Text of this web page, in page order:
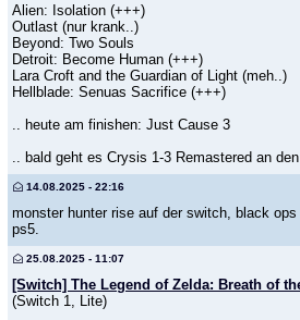
Alien: Isolation (+++)
Outlast (nur krank..)
Beyond: Two Souls
Detroit: Become Human (+++)
Lara Croft and the Guardian of Light (meh..)
Hellblade: Senuas Sacrifice (+++)
.. heute am finishen: Just Cause 3
.. bald geht es Crysis 1-3 Remastered an den
14.08.2025 - 22:16
monster hunter rise auf der switch, black
ps5.
25.08.2025 - 11:07
[Switch] The Legend of Zelda: Breath of
(Switch 1, Lite)